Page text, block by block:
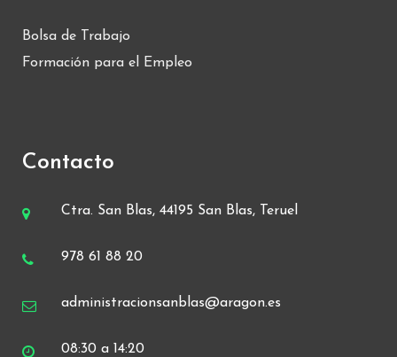
Bolsa de Trabajo
Formación para el Empleo
Contacto
Ctra. San Blas, 44195 San Blas, Teruel
978 61 88 20
administracionsanblas@aragon.es
08:30 a 14:20